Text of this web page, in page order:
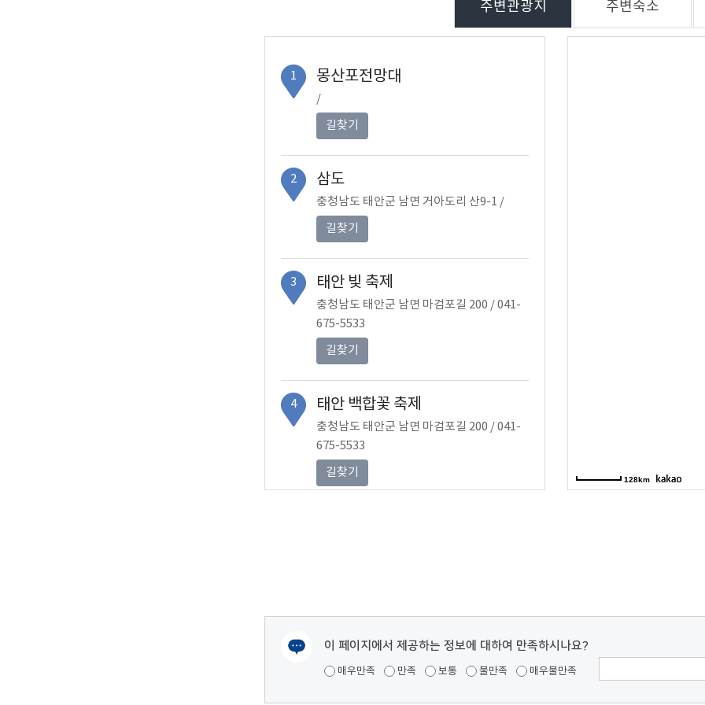
주변관광지 주변숙소
1 몽산포전망대
/
길찾기
2 삼도
충청남도 태안군 남면 거아도리 산9-1 /
길찾기
3 태안 빛 축제
충청남도 태안군 남면 마검포길 200 / 041-
675-5533
길찾기
4 태안 백합꽃 축제
충청남도 태안군 남면 마검포길 200 / 041-
675-5533
길찾기
6 팜카밀레 허브 축제
충청남도 태안군 남면 우운길 56-19 / 041-
128km
이 페이지에서 제공하는 정보에 대하여 만족하시나요?
매우만족 만족 보통 불만족 매우불만족